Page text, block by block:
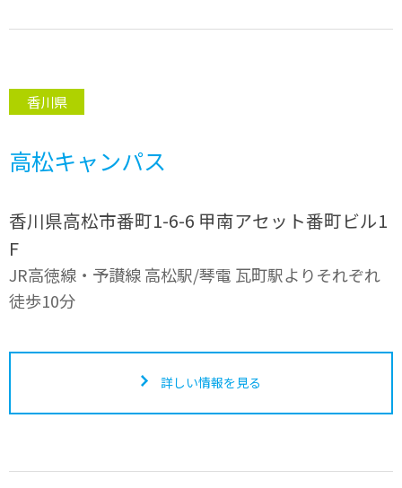
香川県
高松キャンパス
香川県高松市番町1-6-6 甲南アセット番町ビル1
F
JR高徳線・予讃線 高松駅/琴電 瓦町駅よりそれぞれ
徒歩10分
詳しい情報を見る